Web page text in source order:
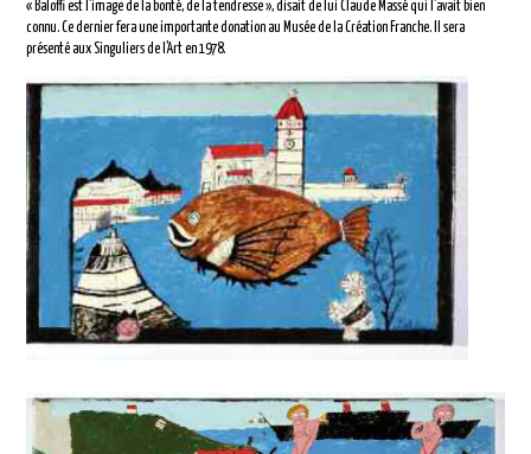
« Baloffi est l’image de la bonté, de la tendresse », disait de lui Claude Massé qui l’avait bien
connu. Ce dernier fera une importante donation au Musée de la Création Franche. Il sera
présenté aux Singuliers de l’Art en 1978.